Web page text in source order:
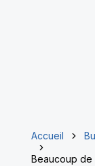
Accueil
Beaucoup de